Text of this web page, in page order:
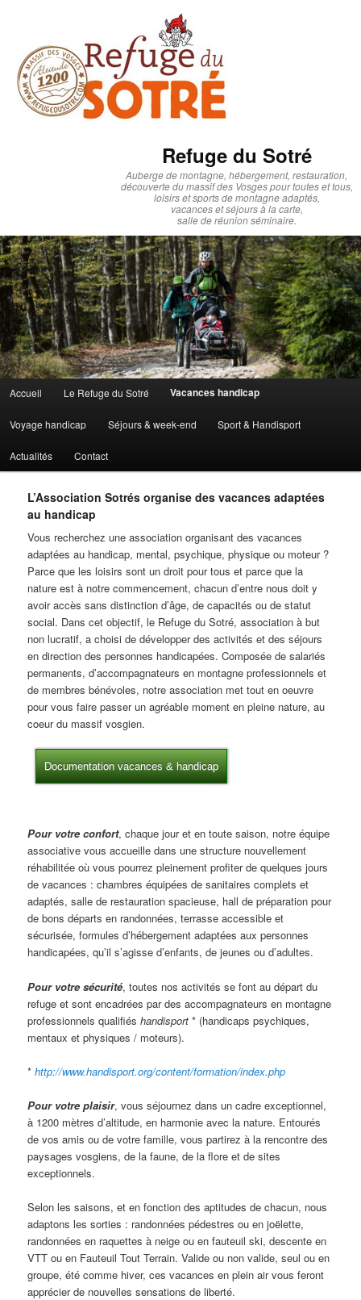
Refuge du Sotré
Auberge de montagne, hébergement, restauration,
découverte du massif des Vosges pour toutes et tous,
loisirs et sports de montagne adaptés,
vacances et séjours à la carte,
salle de réunion séminaire.
Aller au contenu principal
Aller au contenu secondaire
Accueil Le Refuge du Sotré Vacances handicap
Voyage handicap Séjours & week-end Sport & Handisport
Actualités Contact
L’Association Sotrés organise des vacances adaptées
au handicap
Vous recherchez une association organisant des vacances
adaptées au handicap, mental, psychique, physique ou moteur ?
Parce que les loisirs sont un droit pour tous et parce que la
nature est à notre commencement, chacun d’entre nous doit y
avoir accès sans distinction d’âge, de capacités ou de statut
social. Dans cet objectif, le Refuge du Sotré, association à but
non lucratif, a choisi de développer des activités et des séjours
en direction des personnes handicapées. Composée de salariés
permanents, d’accompagnateurs en montagne professionnels et
de membres bénévoles, notre association met tout en oeuvre
pour vous faire passer un agréable moment en pleine nature, au
coeur du massif vosgien.
Documentation vacances & handicap
Pour votre confort, chaque jour et en toute saison, notre équipe
associative vous accueille dans une structure nouvellement
réhabilitée où vous pourrez pleinement profiter de quelques jours
de vacances : chambres équipées de sanitaires complets et
adaptés, salle de restauration spacieuse, hall de préparation pour
de bons départs en randonnées, terrasse accessible et
sécurisée, formules d’hébergement adaptées aux personnes
handicapées, qu’il s’agisse d’enfants, de jeunes ou d’adultes.
Pour votre sécurité, toutes nos activités se font au départ du
refuge et sont encadrées par des accompagnateurs en montagne
professionnels qualifiéshandisport * (handicaps psychiques,
mentaux et physiques / moteurs).
* http://www.handisport.org/content/formation/index.php
Pour votre plaisir, vous séjournez dans un cadre exceptionnel,
à 1200 mètres d’altitude, en harmonie avec la nature. Entourés
de vos amis ou de votre famille, vous partirez à la rencontre des
paysages vosgiens, de la faune, de la flore et de sites
exceptionnels.
Selon les saisons, et en fonction des aptitudes de chacun, nous
adaptons les sorties : randonnées pédestres ou en joëlette,
randonnées en raquettes à neige ou en fauteuil ski, descente en
VTT ou en Fauteuil Tout Terrain. Valide ou non valide, seul ou en
groupe, été comme hiver, ces vacances en plein air vous feront
apprécier de nouvelles sensations de liberté.